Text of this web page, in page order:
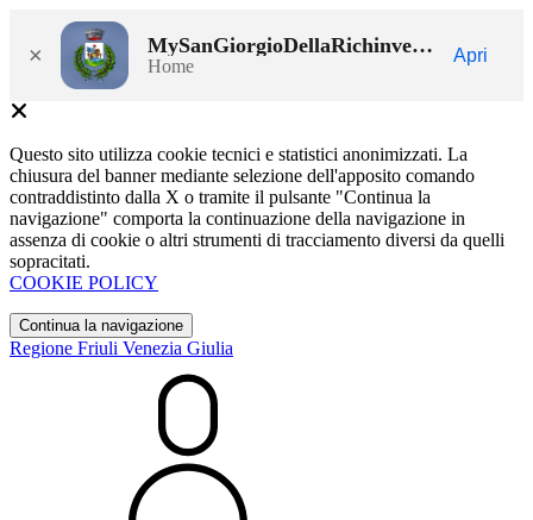
× MySanGiorgioDellaRichinvelda
Home
Apri
Questo sito utilizza cookie tecnici e statistici anonimizzati. La
chiusura del banner mediante selezione dell'apposito comando
contraddistinto dalla X o tramite il pulsante "Continua la
navigazione" comporta la continuazione della navigazione in
assenza di cookie o altri strumenti di tracciamento diversi da quelli
sopracitati.
COOKIE POLICY
Continua la navigazione
Regione Friuli Venezia Giulia